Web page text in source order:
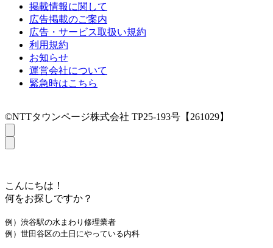
掲載情報に関して
広告掲載のご案内
広告・サービス取扱い規約
利用規約
お知らせ
運営会社について
緊急時はこちら
©NTTタウンページ株式会社 TP25-193号【261029】
こんにちは！
何をお探しですか？
例）渋谷駅の水まわり修理業者
例）世田谷区の土日にやっている内科